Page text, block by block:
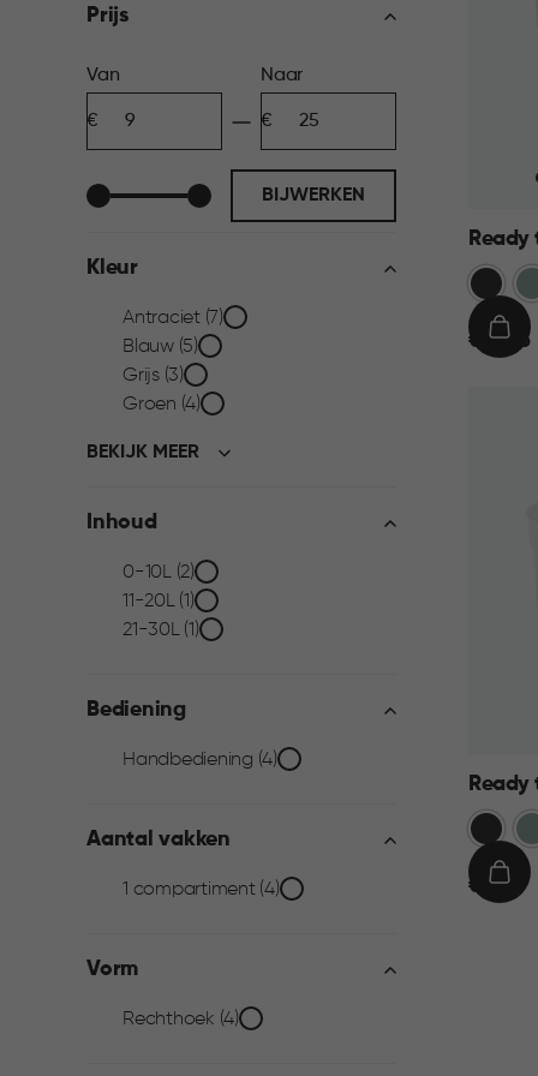
Prijs
Prijs
filter
Van
Naar
BIJWERKEN
Kleur
Kleur
filter
Antraciet (7)
Blauw (5)
Grijs (3)
Groen (4)
BEKIJK MEER
Inhoud
Inhoud
filter
0-10L (2)
11-20L (1)
21-30L (1)
Bediening
Bediening
filter
Handbediening (4)
Aantal vakken
Aantal
vakken
filter
1 compartiment (4)
Vorm
Vorm
Rechthoek (4)
€€ 19,95
IN
€€ 9,95
IN